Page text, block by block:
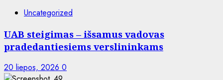
Uncategorized
UAB steigimas – išsamus vadovas
pradedantiesiems verslininkams
20 liepos, 2026 0